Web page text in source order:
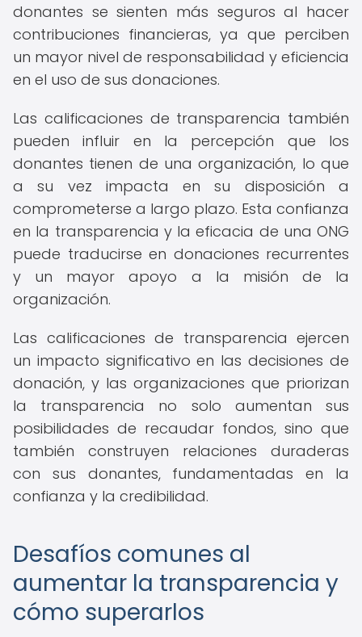
donantes se sienten más seguros al hacer
contribuciones financieras, ya que perciben
un mayor nivel de responsabilidad y eficiencia
en el uso de sus donaciones.
Las calificaciones de transparencia también
pueden influir en la percepción que los
donantes tienen de una organización, lo que
a su vez impacta en su disposición a
comprometerse a largo plazo. Esta confianza
en la transparencia y la eficacia de una ONG
puede traducirse en donaciones recurrentes
y un mayor apoyo a la misión de la
organización.
Las calificaciones de transparencia ejercen
un impacto significativo en las decisiones de
donación, y las organizaciones que priorizan
la transparencia no solo aumentan sus
posibilidades de recaudar fondos, sino que
también construyen relaciones duraderas
con sus donantes, fundamentadas en la
confianza y la credibilidad.
Desafíos comunes al
aumentar la transparencia y
cómo superarlos